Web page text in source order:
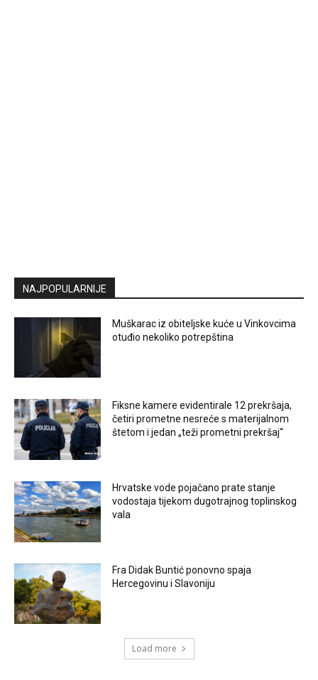
NAJPOPULARNIJE
Muškarac iz obiteljske kuće u Vinkovcima
otuđio nekoliko potrepština
Fiksne kamere evidentirale 12 prekršaja,
četiri prometne nesreće s materijalnom
štetom i jedan „teži prometni prekršaj“
Hrvatske vode pojačano prate stanje
vodostaja tijekom dugotrajnog toplinskog
vala
Fra Didak Buntić ponovno spaja
Hercegovinu i Slavoniju
Load more